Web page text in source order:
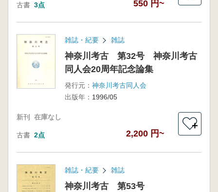
古書 3点 550 円~
雑誌・紀要 雑誌
神奈川考古 第32号 神奈川考古
同人会20周年記念論集
発行元： 神奈川考古同人会
出版年： 1996/05
新刊 在庫なし
古書 2点 2,200 円~
＋
雑誌・紀要 雑誌
神奈川考古 第53号